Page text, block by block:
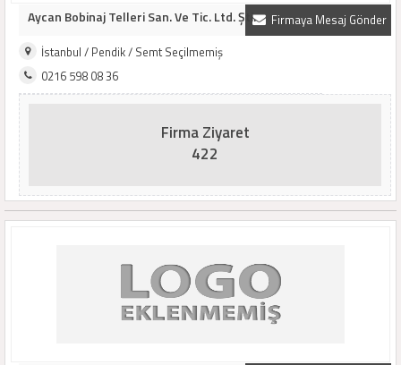
Firmaya Mesaj Gönder
Aycan Bobinaj Telleri San. Ve Tic. Ltd. Şti.
İstanbul / Pendik / Semt Seçilmemiş
0216 598 08 36
Firma Ziyaret
422